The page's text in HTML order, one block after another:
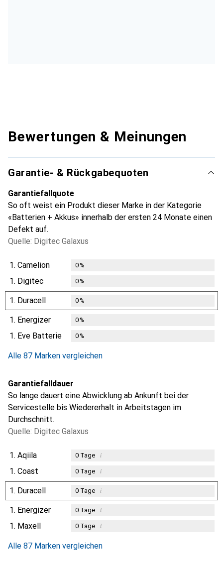
Bewertungen & Meinungen
Garantie- & Rückgabequoten
Garantiefallquote
So oft weist ein Produkt dieser Marke in der Kategorie
«Batterien + Akkus» innerhalb der ersten 24 Monate einen
Defekt auf.
Quelle: Digitec Galaxus
1. Camelion 0%
1. Digitec 0%
1. Duracell 0%
1. Energizer 0%
1. Eve Batterie 0%
Alle 87 Marken vergleichen
Garantiefalldauer
So lange dauert eine Abwicklung ab Ankunft bei der
Servicestelle bis Wiedererhalt in Arbeitstagen im
Durchschnitt.
Quelle: Digitec Galaxus
1. Aqiila 0Tage i
1. Coast 0Tage i
1. Duracell 0Tage i
1. Energizer 0Tage i
1. Maxell 0Tage i
Alle 87 Marken vergleichen